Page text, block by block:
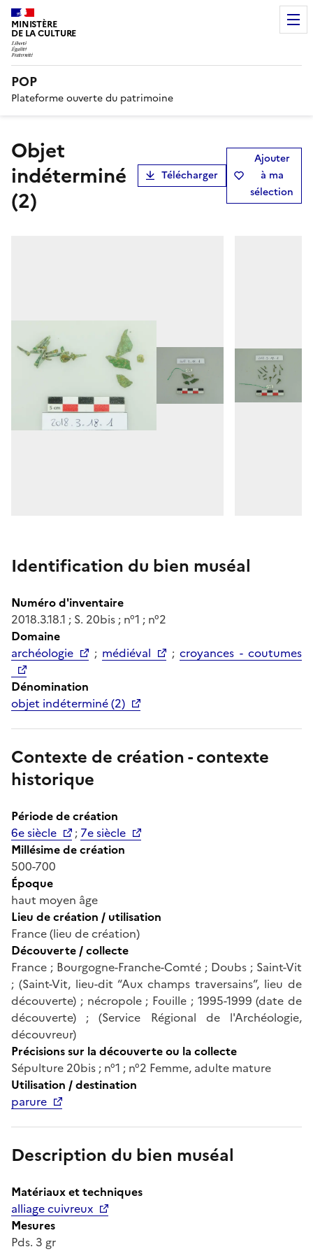
MINISTÈRE
DE LA CULTURE
POP
Plateforme ouverte du patrimoine
objet
indéterminé
(2)
Télécharger
Ajouter
à ma
sélection
Identification du bien muséal
Numéro d'inventaire
2018.3.18.1 ; S. 20bis ; n°1 ; n°2
Domaine
archéologie
; médiéval ; croyances - coutumes
Dénomination
objet indéterminé (2)
Contexte de création - contexte
historique
Période de création
6e siècle
; 7e siècle
Millésime de création
500-700
Époque
haut moyen âge
Lieu de création / utilisation
France (lieu de création)
Découverte / collecte
France ; Bourgogne-Franche-Comté ; Doubs ; Saint-Vit
; (Saint-Vit, lieu-dit “Aux champs traversains”, lieu de
découverte) ; nécropole ; Fouille ; 1995-1999 (date de
découverte) ; (Service Régional de l'Archéologie,
découvreur)
Précisions sur la découverte ou la collecte
Sépulture 20bis ; n°1 ; n°2 Femme, adulte mature
Utilisation / destination
parure
Description du bien muséal
Matériaux et techniques
alliage cuivreux
Mesures
Pds. 3 gr